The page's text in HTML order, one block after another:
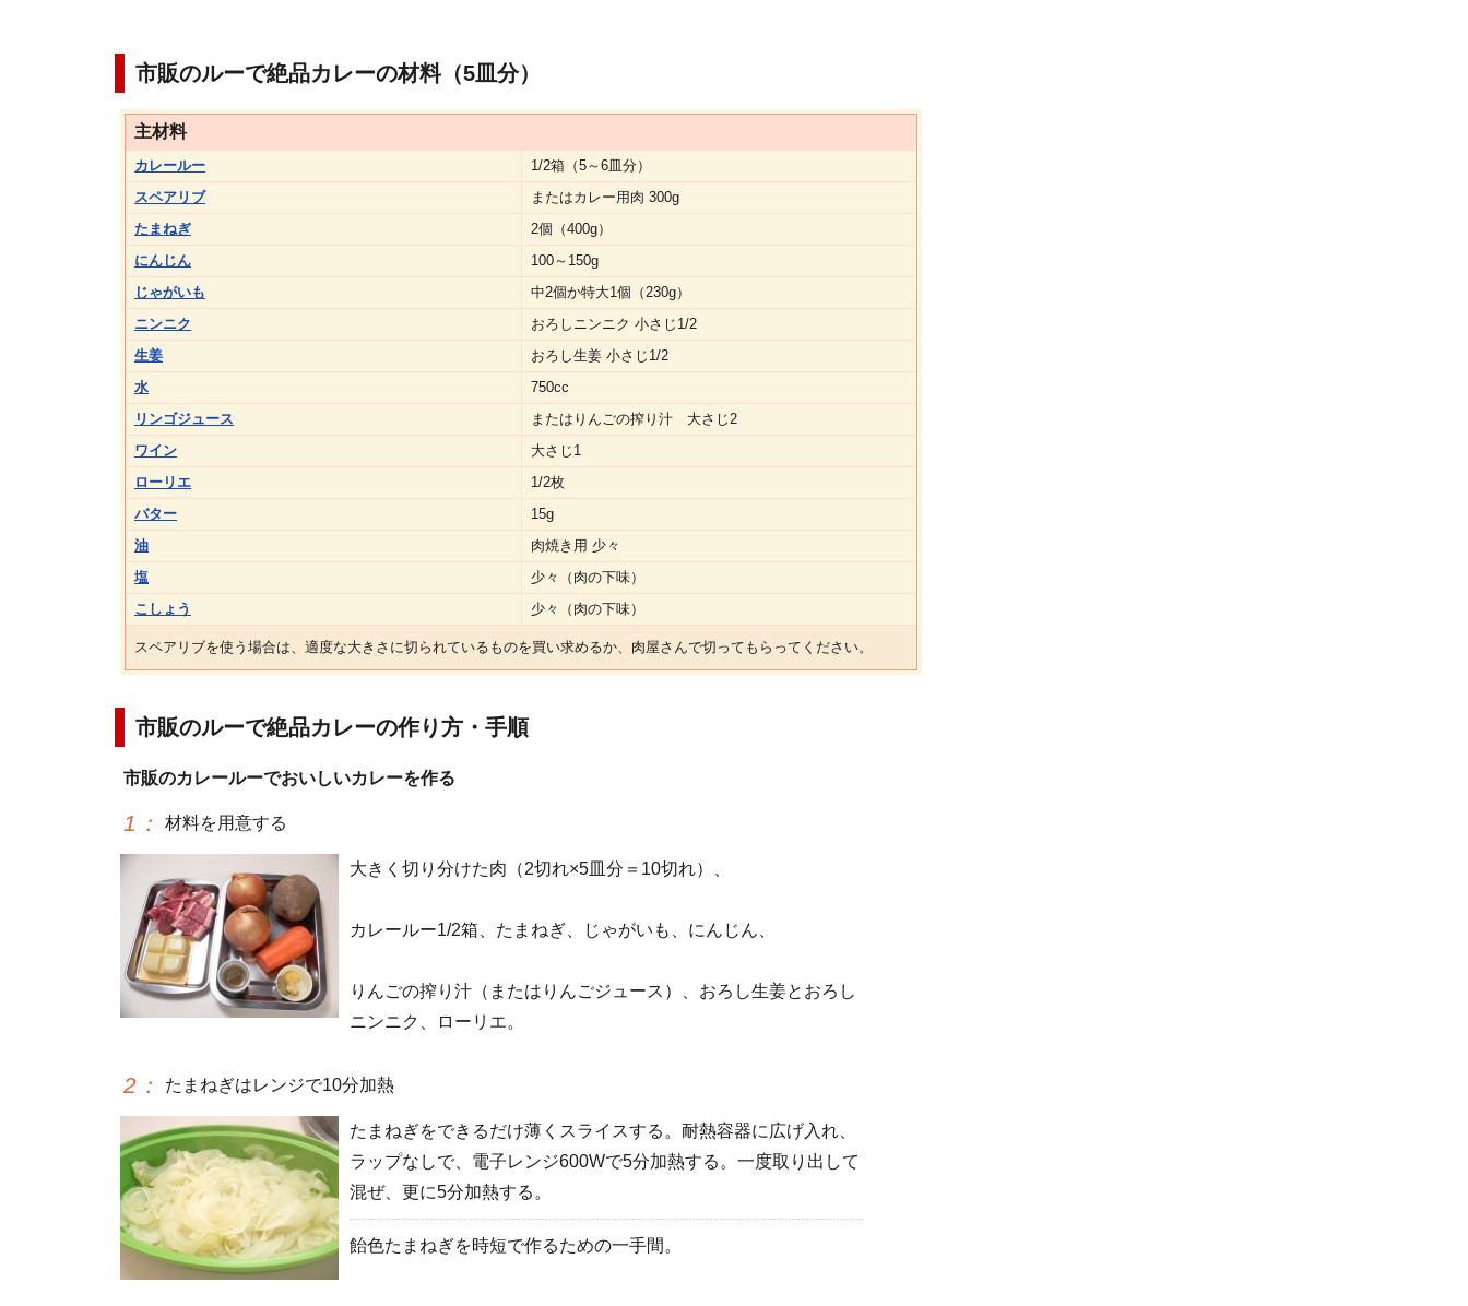
市販のルーで絶品カレーの材料（5皿分）
主材料
カレールー
1/2箱（5～6皿分）
スペアリブ
またはカレー用肉 300g
たまねぎ
2個（400g）
にんじん
100～150g
じゃがいも
中2個か特大1個（230g）
ニンニク
おろしニンニク 小さじ1/2
生姜
おろし生姜 小さじ1/2
水
750cc
リンゴジュース
またはりんごの搾り汁 大さじ2
ワイン
大さじ1
ローリエ
1/2枚
バター
15g
油
肉焼き用 少々
塩
少々（肉の下味）
こしょう
少々（肉の下味）
スペアリブを使う場合は、適度な大きさに切られているものを買い求めるか、肉屋さんで切ってもらってください。
市販のルーで絶品カレーの作り方・手順
市販のカレールーでおいしいカレーを作る
1 ： 材料を用意する
大きく切り分けた肉（2切れ×5皿分＝10切れ）、
カレールー1/2箱、たまねぎ、じゃがいも、にんじん、
りんごの搾り汁（またはりんごジュース）、おろし生姜とおろし
ニンニク、ローリエ。
2 ： たまねぎはレンジで10分加熱
たまねぎをできるだけ薄くスライスする。耐熱容器に広げ入れ、
ラップなしで、電子レンジ600Wで5分加熱する。一度取り出して
混ぜ、更に5分加熱する。
飴色たまねぎを時短で作るための一手間。